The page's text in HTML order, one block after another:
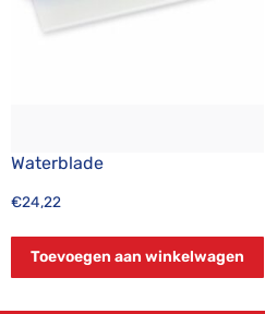
Waterblade
€24,22
Toevoegen aan winkelwagen